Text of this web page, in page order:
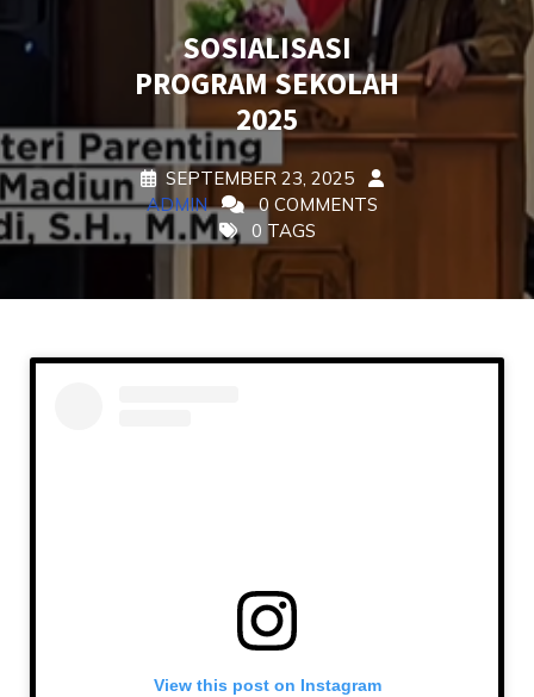
SOSIALISASI
PROGRAM SEKOLAH
2025
SEPTEMBER 23, 2025
ADMIN
0 COMMENTS
0 TAGS
View this post on Instagram